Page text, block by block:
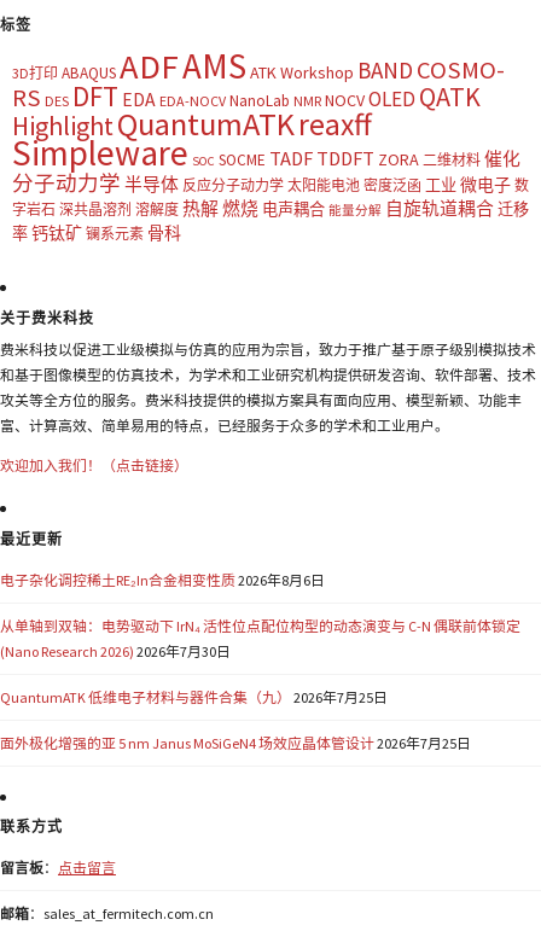
标签
3D打印 ABAQUSADFAMS ATK Workshop BAND COSMO-
RS DES DFT EDA EDA-NOCV NanoLab NMR NOCVOLED QATK
HighlightQuantumATKreaxff
Simpleware SOC SOCME TADF TDDFT ZORA 二维材料 催化
分子动力学 半导体 反应分子动力学 太阳能电池 密度泛函 工业 微电子 数
字岩石 深共晶溶剂 溶解度 热解燃烧 电声耦合 能量分解 自旋轨道耦合迁移
率钙钛矿 镧系元素 骨科
关于费米科技
费米科技以促进工业级模拟与仿真的应用为宗旨，致力于推广基于原子级别模拟技术
和基于图像模型的仿真技术，为学术和工业研究机构提供研发咨询、软件部署、技术
攻关等全方位的服务。费米科技提供的模拟方案具有面向应用、模型新颖、功能丰
富、计算高效、简单易用的特点，已经服务于众多的学术和工业用户。
欢迎加入我们！（点击链接）
最近更新
电子杂化调控稀土RE₂In合金相变性质2026年8月6日
从单轴到双轴：电势驱动下 IrN₄ 活性位点配位构型的动态演变与 C-N 偶联前体锁定
(Nano Research 2026) 2026年7月30日
QuantumATK 低维电子材料与器件合集（九） 2026年7月25日
面外极化增强的亚 5 nm Janus MoSiGeN4 场效应晶体管设计2026年7月25日
联系方式
留言板： 点击留言
邮箱：sales_at_fermitech.com.cn